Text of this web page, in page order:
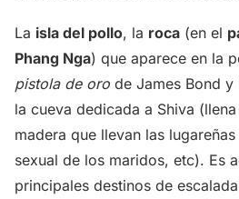
La isla del pollo, la roca (en el
Phang Nga) que aparece en la
pistola de oro de James Bond y
la cueva dedicada a Shiva
madera que llevan las
sexual de los maridos, etc). Es
principales destinos de